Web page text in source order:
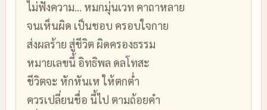
ไม่ฟังความ… หมกมุ่นเวท คาถาหลาย
จนเห็นผิด เป็นชอบ ครอบใจกาย
ส่งผลร้าย สู่ชีวิต ผิดครองธรรม
หมายเลขนี้ อิทธิพล ดลโทสะ
ชีวิตจะ หักหันเห ให้ตกต่ำ
ควรเปลี่ยนชื่อ นี้ไป ตามถ้อยคำ